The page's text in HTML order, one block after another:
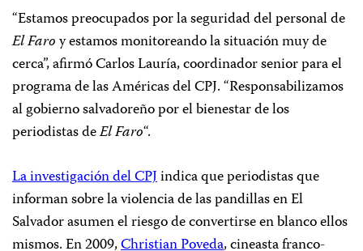
“Estamos preocupados por la seguridad del personal de
El Faroy estamos monitoreando la situación muy de
cerca”, afirmó Carlos Lauría, coordinador senior para el
programa de las Américas del CPJ. “Responsabilizamos
al gobierno salvadoreño por el bienestar de los
periodistas deEl Faro“.
La investigación del CPJindica que periodistas que
informan sobre la violencia de las pandillas en El
Salvador asumen el riesgo de convertirse en blanco ellos
mismos. En 2009,Christian Poveda, cineasta franco-